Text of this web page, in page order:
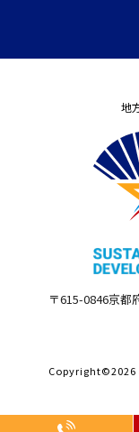
地
〒615-0846京都
Copyright©2026